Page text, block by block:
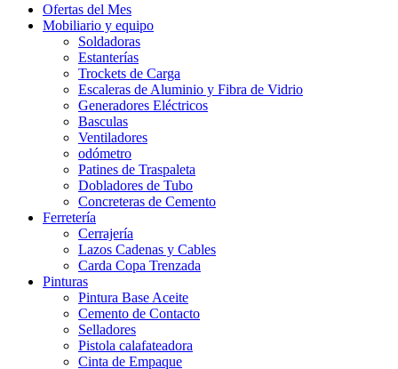
Ofertas del Mes
Mobiliario y equipo
Soldadoras
Estanterías
Trockets de Carga
Escaleras de Aluminio y Fibra de Vidrio
Generadores Eléctricos
Basculas
Ventiladores
odómetro
Patines de Traspaleta
Dobladores de Tubo
Concreteras de Cemento
Ferretería
Cerrajería
Lazos Cadenas y Cables
Carda Copa Trenzada
Pinturas
Pintura Base Aceite
Cemento de Contacto
Selladores
Pistola calafateadora
Cinta de Empaque